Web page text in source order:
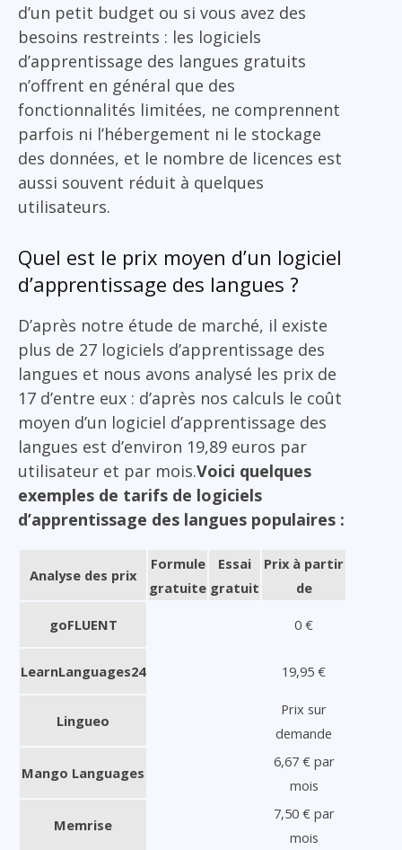
d’un petit budget ou si vous avez des
besoins restreints : les logiciels
d’apprentissage des langues gratuits
n’offrent en général que des
fonctionnalités limitées, ne comprennent
parfois ni l’hébergement ni le stockage
des données, et le nombre de licences est
aussi souvent réduit à quelques
utilisateurs.
Quel est le prix moyen d’un logiciel
d’apprentissage des langues ?
D’après notre étude de marché, il existe
plus de 27 logiciels d’apprentissage des
langues et nous avons analysé les prix de
17 d’entre eux : d’après nos calculs le coût
moyen d’un logiciel d’apprentissage des
langues est d’environ 19,89 euros par
utilisateur et par mois.Voici quelques
exemples de tarifs de logiciels
d’apprentissage des langues populaires :
Analyse des prix
Formule
gratuite
Essai
gratuit
Prix à partir
de
goFLUENT 0 €
LearnLanguages24 19,95 €
Lingueo
Prix sur
demande
Mango Languages
6,67 € par
mois
Memrise
7,50 € par
mois